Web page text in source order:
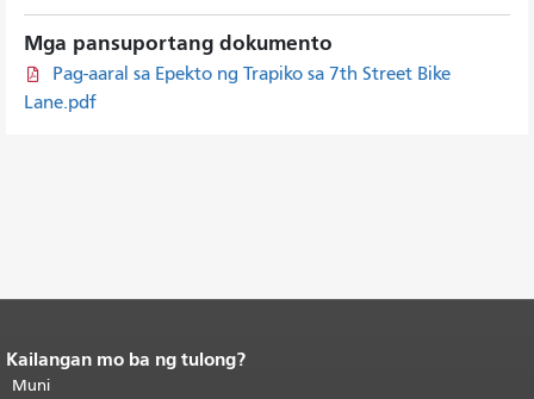
Mga pansuportang dokumento
Pag-aaral sa Epekto ng Trapiko sa 7th Street Bike
Lane.pdf
Katapusan ng nilalaman ng
pahina.
Kailangan mo ba ng tulong?
Muni